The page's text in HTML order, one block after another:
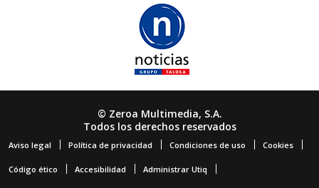
© Zeroa Multimedia, S.A.
Todos los derechos reservados
Aviso legal Política de privacidad Condiciones de uso Cookies
Código ético Accesibilidad Administrar Utiq